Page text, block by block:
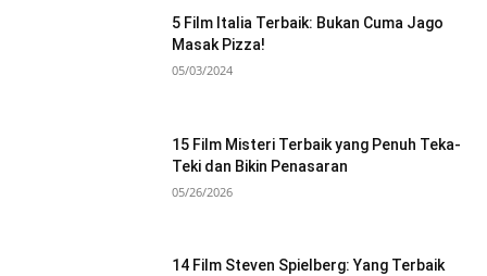
5 Film Italia Terbaik: Bukan Cuma Jago
Masak Pizza!
05/03/2024
15 Film Misteri Terbaik yang Penuh Teka-
Teki dan Bikin Penasaran
05/26/2026
14 Film Steven Spielberg: Yang Terbaik